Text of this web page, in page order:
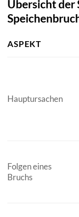
Übersicht der
ASPEKT
Hauptursachen
Folgen eines
Bruchs